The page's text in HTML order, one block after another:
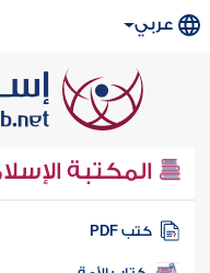
عربي
المكتبة
كتب PDF